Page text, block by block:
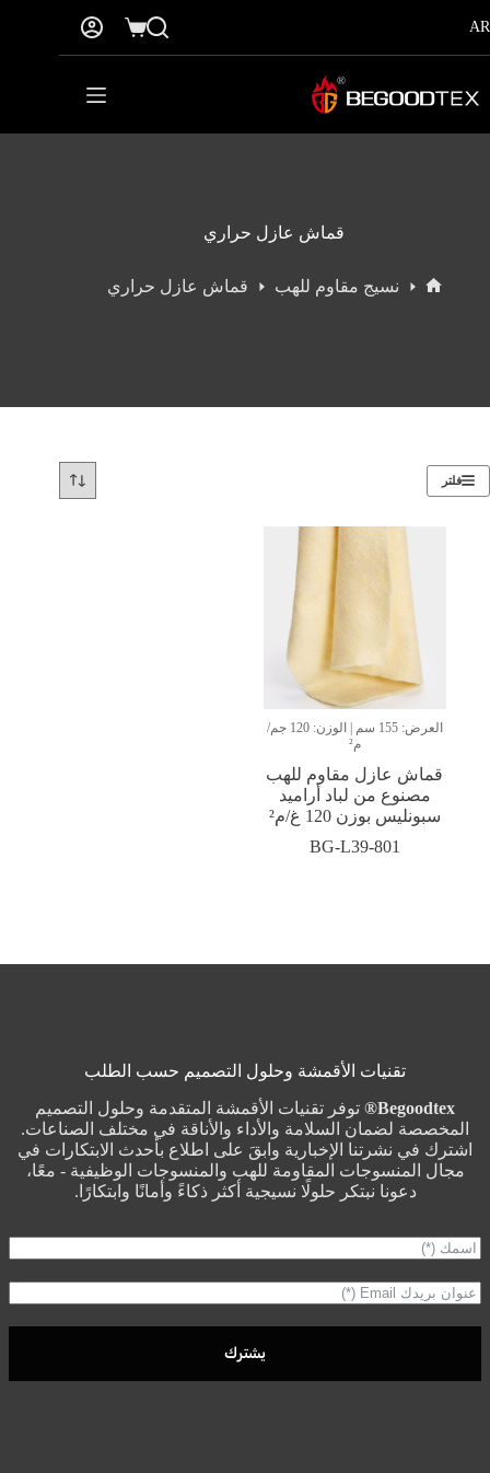
إلى
المحتوى
AR
عربة
التسوق
قماش عازل حراري
نسيج مقاوم للهب قماش عازل حراري
فلتر
العرض: 155 سم | الوزن: 120 جم/
م²
قماش عازل مقاوم للهب
مصنوع من لباد أراميد
سبونليس بوزن 120 غ/م²
BG-L39-801
تقنيات الأقمشة وحلول التصميم حسب الطلب
Begoodtex®
توفر تقنيات الأقمشة المتقدمة وحلول التصميم
المخصصة لضمان السلامة والأداء والأناقة في مختلف الصناعات.
اشترك في نشرتنا الإخبارية وابقَ على اطلاع بأحدث الابتكارات في
مجال المنسوجات المقاومة للهب والمنسوجات الوظيفية - معًا،
دعونا نبتكر حلولًا نسيجية أكثر ذكاءً وأمانًا وابتكارًا.
يشترك